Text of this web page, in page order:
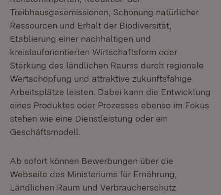
Treibhausgasemissionen, Schonung natürlicher
Ressourcen und Erhalt der Biodiversität,
Etablierung einer nachhaltigen und
kreislauforientierten Wirtschaftsform oder
Stärkung des ländlichen Raums durch regionale
Wertschöpfung und attraktive zukunftsfähige
Arbeitsplätze leisten. Dabei kann die Entwicklung
eines Produktes oder Prozesses ebenso im Fokus
stehen wie eine Dienstleistung oder ein
Geschäftsmodell.
Ab sofort können Bewerbungen über die
Webseite des Ministeriums für Ernährung,
Ländlichen Raum und Verbraucherschutz